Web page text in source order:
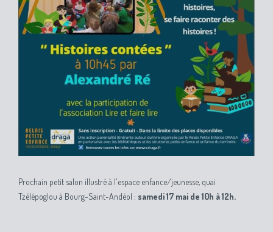
Prochain petit salon illustré à l'espace enfance/jeunesse, quai
Tzélépoglou à Bourg-Saint-Andéol : samedi 17 mai de 10h à 12h.